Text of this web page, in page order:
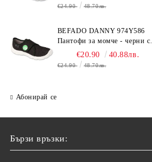
€24.90 48.70лв.
BEFADO DANNY 974Y586
Пантофи за момче - черни с
динозавър€20.90 40.88лв.
€24.90 48.70лв.
Абонирай се
Бързи връзки: